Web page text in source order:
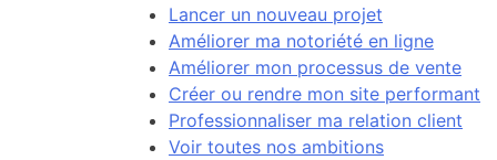
Lancer un nouveau projet
Améliorer ma notoriété en ligne
Améliorer mon processus de vente
Créer ou rendre mon site performant
Professionnaliser ma relation client
Voir toutes nos ambitions